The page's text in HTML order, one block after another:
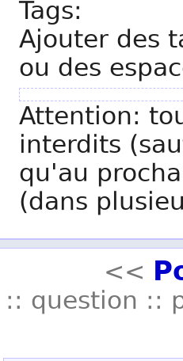
Tags:
Ajouter des
ou des
Attention:
interdits
qu'au
(dans
<<
:: question ::